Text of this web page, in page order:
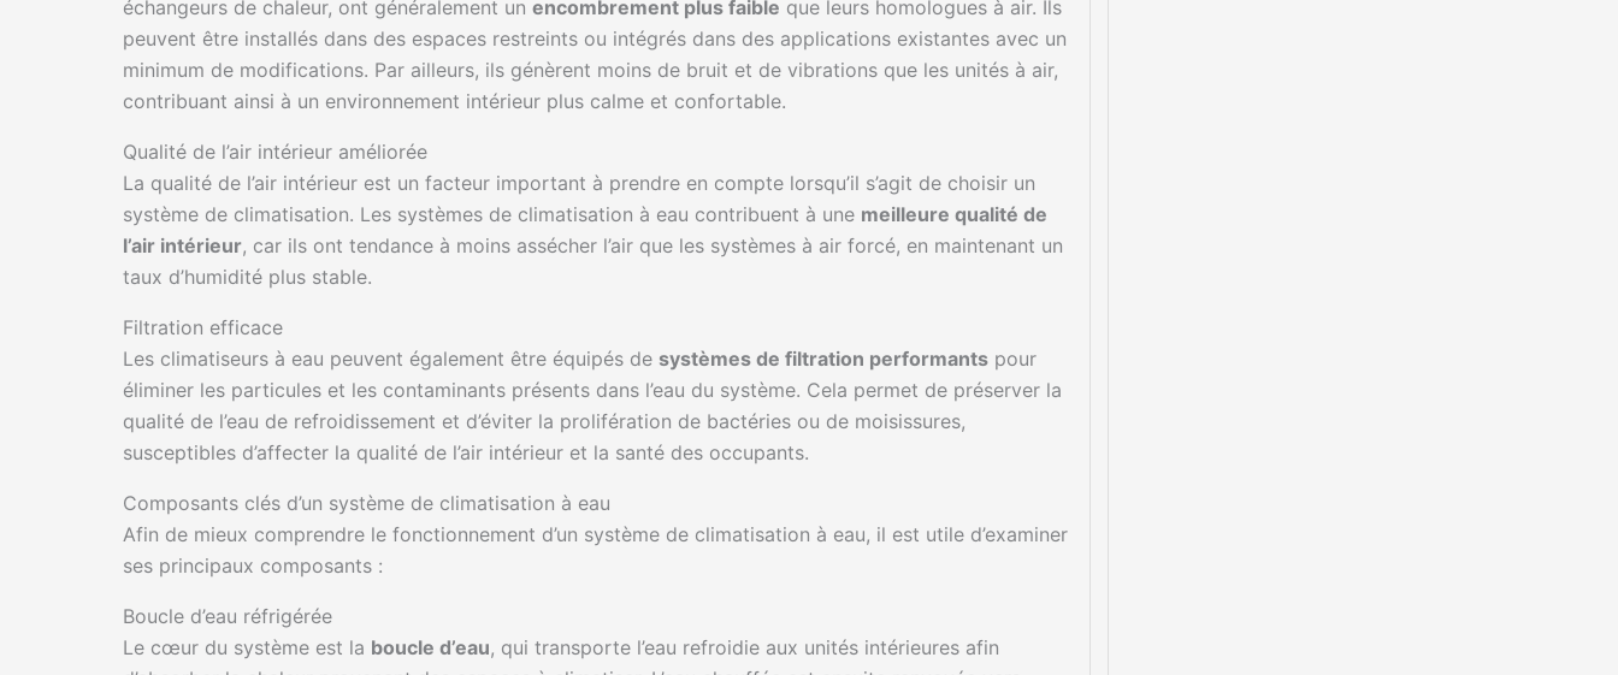
échangeurs de chaleur, ont généralement un encombrement plus faible que leurs homologues à air. Ils
peuvent être installés dans des espaces restreints ou intégrés dans des applications existantes avec un
minimum de modifications. Par ailleurs, ils génèrent moins de bruit et de vibrations que les unités à air,
contribuant ainsi à un environnement intérieur plus calme et confortable.
Qualité de l’air intérieur améliorée
La qualité de l’air intérieur est un facteur important à prendre en compte lorsqu’il s’agit de choisir un
système de climatisation. Les systèmes de climatisation à eau contribuent à une meilleure qualité de
l’air intérieur, car ils ont tendance à moins assécher l’air que les systèmes à air forcé, en maintenant un
taux d’humidité plus stable.
Filtration efficace
Les climatiseurs à eau peuvent également être équipés de systèmes de filtration performants pour
éliminer les particules et les contaminants présents dans l’eau du système. Cela permet de préserver la
qualité de l’eau de refroidissement et d’éviter la prolifération de bactéries ou de moisissures,
susceptibles d’affecter la qualité de l’air intérieur et la santé des occupants.
Composants clés d’un système de climatisation à eau
Afin de mieux comprendre le fonctionnement d’un système de climatisation à eau, il est utile d’examiner
ses principaux composants :
Boucle d’eau réfrigérée
Le cœur du système est la boucle d’eau, qui transporte l’eau refroidie aux unités intérieures afin